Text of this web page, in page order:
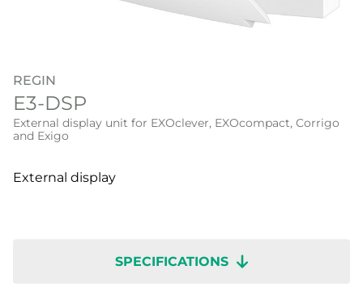
REGIN
E3-DSP
External display unit for EXOclever, EXOcompact, Corrigo
and Exigo
External display
SPECIFICATIONS